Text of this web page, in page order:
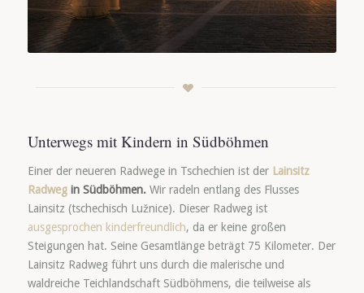
Unterwegs mit Kindern in Südböhmen
Einer der neueren Radwege in Tschechien ist der Lainsitz
Radwegin Südböhmen. Wir radeln entlang des Flusses
Lainsitz (tschechisch Lužnice). Dieser Radweg ist
ausgesprochen kinderfreundlich, da er keine großen
Steigungen hat. Seine Gesamtlänge beträgt 75 Kilometer. Der
Lainsitz Radweg führt uns durch die malerische und
waldreiche Teichlandschaft Südböhmens, die teilweise als